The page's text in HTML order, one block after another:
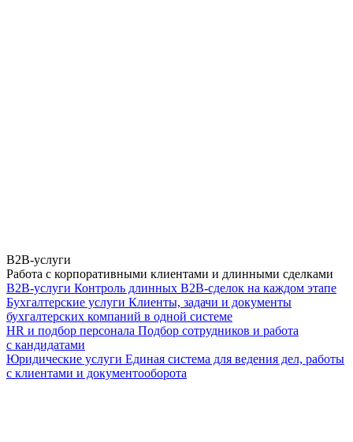
B2B-услуги
Работа с корпоративными клиентами и длинными сделками
B2B-услуги Контроль длинных B2B-сделок на каждом этапе
Бухгалтерские услуги Клиенты, задачи и документы
бухгалтерских компаний в одной системе
HR и подбор персонала Подбор сотрудников и работа
с кандидатами
Юридические услуги Единая система для ведения дел, работы
с клиентами и документооборота